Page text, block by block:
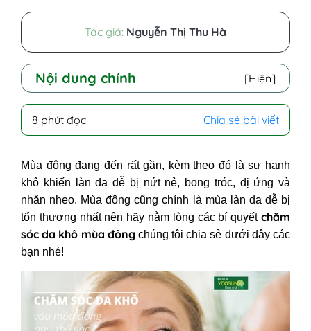
Tác giả: Nguyễn Thị Thu Hà
Nội dung chính [Hiện]
I - Tại sao mùa đông da khô?
II - Da khô vào mùa đông phải làm
đông tại nhà
1. Da khô mùa đông nên đắp mặt nạ
gì?
2. Da khô mùa đông dùng kem gì?
3. Mẹo chữa da khô mùa đông bằng
sóc da
III - Cách phòng tránh da khô mùa
đông
8 phút đọc Chia sẻ bài viết
Mùa đông đang đến rất gần, kèm theo đó là sự hanh
khô khiến làn da dễ bị nứt nẻ, bong tróc, dị ứng và
nhăn nheo. Mùa đông cũng chính là mùa làn da dễ bị
tổn thương nhất nên hãy nằm lòng các bí quyết chăm
sócda khô mùa đôngchúng tôi chia sẻ dưới đây các
bạn nhé!